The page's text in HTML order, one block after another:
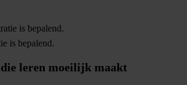
is bepalend.
leren moeilijk maakt